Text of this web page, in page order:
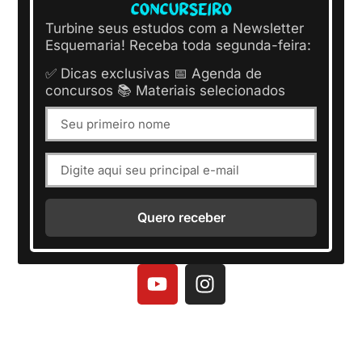
Turbine seus estudos com a Newsletter
Esquemaria! Receba toda segunda-feira:
✅ Dicas exclusivas 📅 Agenda de
concursos 📚 Materiais selecionados
Quero receber